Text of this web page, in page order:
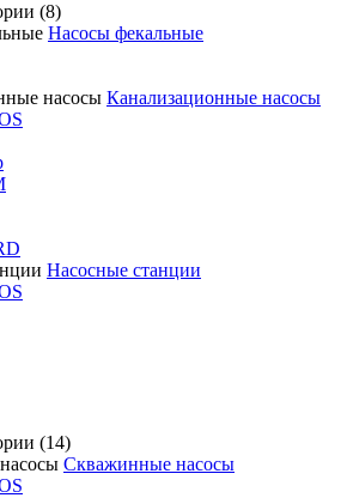
(8)
Насосы фекальные
Канализационные насосы
Насосные станции
(14)
Скважинные насосы